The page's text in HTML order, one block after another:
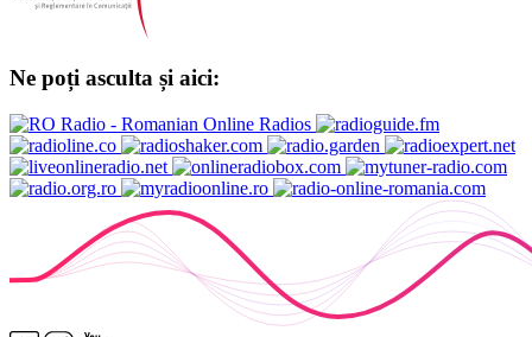
Ne poți asculta și aici: